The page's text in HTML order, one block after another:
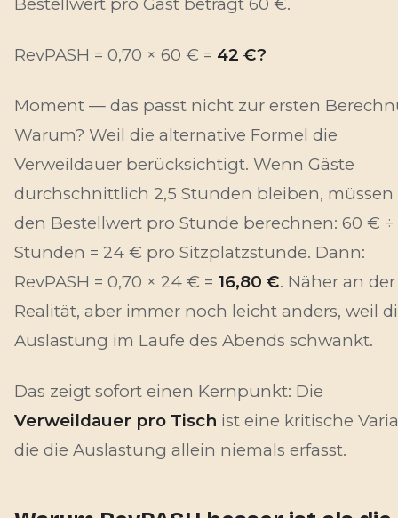
RevPASH = 0,70 × 60 € = 42 €?
Moment — das passt nicht zur ersten
Warum? Weil die alternative Formel die
Verweildauer berücksichtigt. Wenn Gäste
durchschnittlich 2,5 Stunden bleiben, müssen
den Bestellwert pro Stunde berechnen: 60 € ÷
Stunden = 24 € pro Sitzplatzstunde. Dann:
RevPASH = 0,70 × 24 € = 16,80 €. Näher an der
Realität, aber immer noch leicht anders, weil
Auslastung im Laufe des Abends schwankt.
Das zeigt sofort einen Kernpunkt: Die
Verweildauer pro Tisch ist eine kritische
die die Auslastung allein niemals erfasst.